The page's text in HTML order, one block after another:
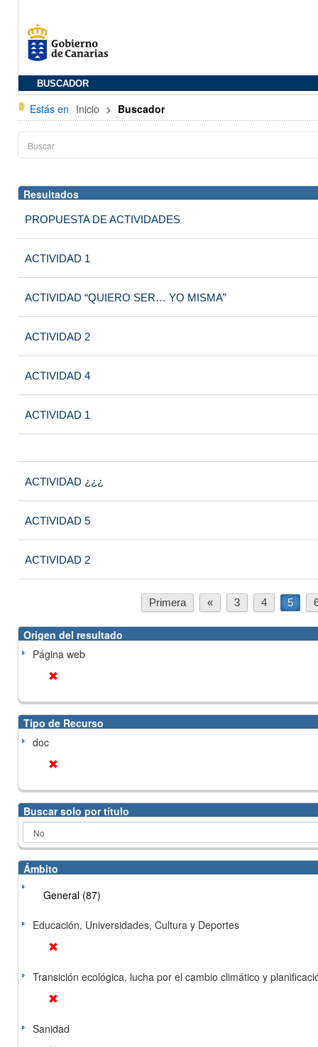
BUSCADOR
Estás en Inicio > Buscador
Resultados
PROPUESTA DE ACTIVIDADES
ACTIVIDAD 1
ACTIVIDAD “QUIERO SER… YO MISMA”
ACTIVIDAD 2
ACTIVIDAD 4
ACTIVIDAD 1
ACTIVIDAD ¿¿¿
ACTIVIDAD 5
ACTIVIDAD 2
Primera « 3 4 5
Origen del resultado
Página web
Tipo de Recurso
doc
Buscar solo por título
Ámbito
General (87)
Educación, Universidades, Cultura y Deportes
Transición ecológica, lucha por el cambio climático y
Sanidad